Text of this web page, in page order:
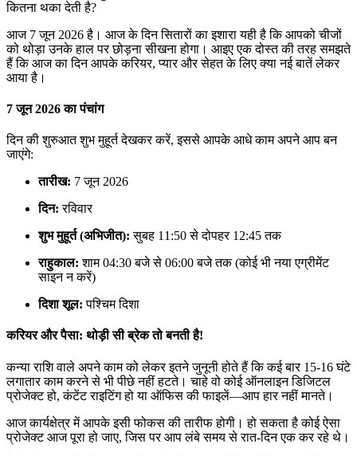
कितना थका देती है?
आज 7 जून 2026 है। आज के दिन सितारों का इशारा यही है कि आपको चीजों
को थोड़ा उनके हाल पर छोड़ना सीखना होगा। आइए एक दोस्त की तरह समझते
हैं कि आज का दिन आपके करियर, प्यार और सेहत के लिए क्या नई बातें लेकर
आया है।
7 जून 2026 का पंचांग
दिन की शुरुआत शुभ मुहूर्त देखकर करें, इससे आपके आधे काम अपने आप बन
जाएंगे:
तारीख: 7 जून 2026
दिन: रविवार
शुभ मुहूर्त (अभिजीत): सुबह 11:50 से दोपहर 12:45 तक
राहुकाल: शाम 04:30 बजे से 06:00 बजे तक (कोई भी नया एग्रीमेंट
साइन न करें)
दिशा शूल: पश्चिम दिशा
करियर और पैसा: थोड़ी सी ब्रेक तो बनती है!
कन्या राशि वाले अपने काम को लेकर इतने जुनूनी होते हैं कि कई बार 15-16 घंटे
लगातार काम करने से भी पीछे नहीं हटते। चाहे वो कोई ऑनलाइन डिजिटल
प्रोजेक्ट हो, कंटेंट राइटिंग हो या ऑफिस की फाइलें—आप हार नहीं मानते।
आज कार्यक्षेत्र में आपके इसी फोकस की तारीफ होगी। हो सकता है कोई ऐसा
प्रोजेक्ट आज पूरा हो जाए, जिस पर आप लंबे समय से रात-दिन एक कर रहे थे।